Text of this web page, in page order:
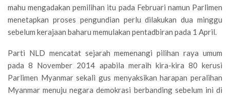
mahu mengadakan pemilihan itu pada Februari namun Parlimen
menetapkan proses pengundian perlu dilakukan dua minggu
sebelum kerajaan baharu memulakan pentadbiran pada 1 April.
Parti NLD mencatat sejarah memenangi pilihan raya umum
pada 8 November 2014 apabila meraih kira-kira 80 kerusi
Parlimen Myanmar sekali gus menyaksikan harapan peralihan
Myanmar menuju negara demokrasi berbanding sebelum ini di